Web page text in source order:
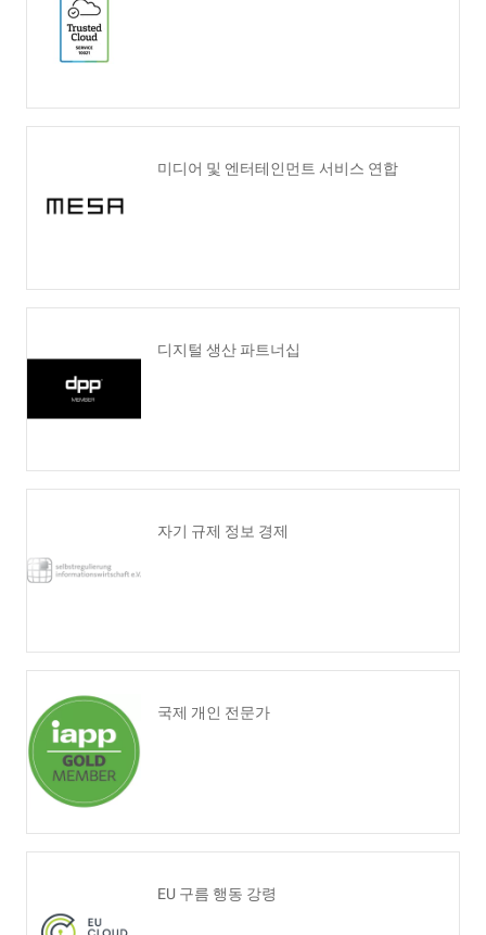
미디어 및 엔터테인먼트 서비스 연합
디지털 생산 파트너십
자기 규제 정보 경제
국제 개인 전문가
EU 구름 행동 강령